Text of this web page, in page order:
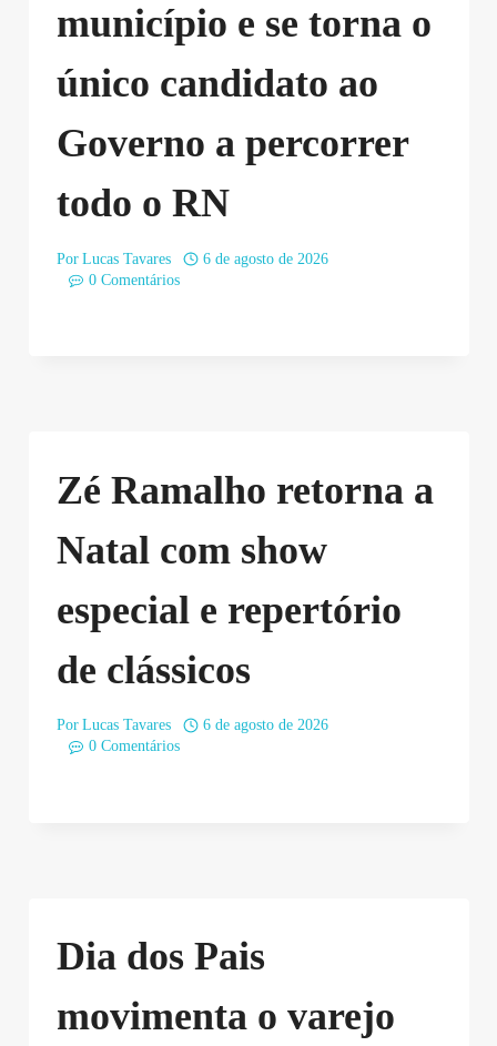
município e se torna o
único candidato ao
Governo a percorrer
todo o RN
Por Lucas Tavares
6 de agosto de 2026
0 Comentários
Zé Ramalho retorna a
Natal com show
especial e repertório
de clássicos
Por Lucas Tavares
6 de agosto de 2026
0 Comentários
Dia dos Pais
movimenta o varejo